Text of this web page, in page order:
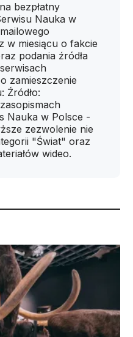
bezpłatny
Nauka w
w miesiącu o fakcie
podania źródła
zamieszczenie
Źródło:
Nauka w Polsce -
zezwolenie nie
"Świat" oraz
wideo.